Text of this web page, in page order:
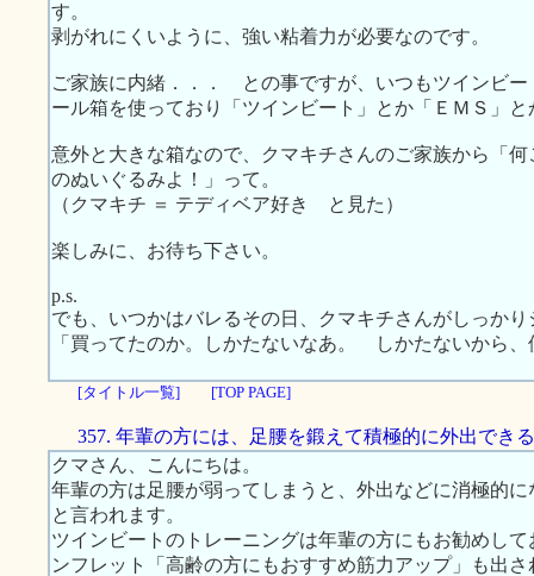
す。
剥がれにくいように、強い粘着力が必要なのです。
ご家族に内緒．．． との事ですが、いつもツインビ
ール箱を使っており「ツインビート」とか「ＥＭＳ」
意外と大きな箱なので、クマキチさんのご家族から「
のぬいぐるみよ！」って。
（クマキチ ＝ テディベア好き と見た）
楽しみに、お待ち下さい。
p.s.
でも、いつかはバレるその日、クマキチさんがしっか
「買ってたのか。しかたないなあ。 しかたないから、
[タイトル一覧] [TOP PAGE]
357. 年輩の方には、足腰を鍛えて積極的に外出でき
クマさん、こんにちは。
年輩の方は足腰が弱ってしまうと、外出などに消極的
と言われます。
ツインビートのトレーニングは年輩の方にもお勧めし
ンフレット「高齢の方にもおすすめ筋力アップ」も出